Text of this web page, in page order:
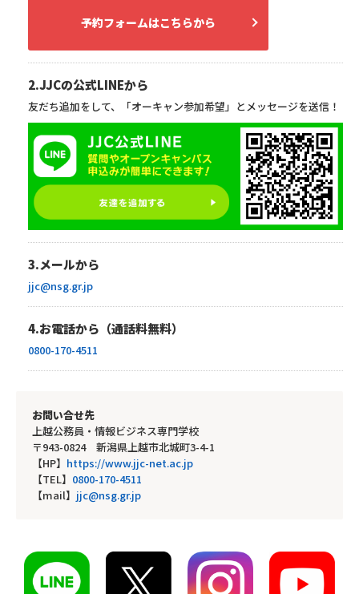
予約フォームはこちらから
2.JJCの公式LINEから
友だち追加をして、「オーキャン参加希望」とメッセージを送信！
3.メールから
jjc@nsg.gr.jp
4.お電話から（通話料無料）
0800-170-4511
お問い合せ先
上越公務員・情報ビジネス専門学校
〒943-0824 新潟県上越市北城町3-4-1
【HP】 https://www.jjc-net.ac.jp
【TEL】 0800-170-4511
【mail】 jjc@nsg.gr.jp